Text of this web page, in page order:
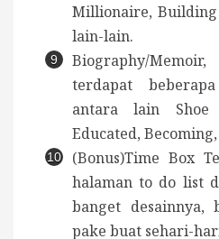
Millionaire,
lain-lain.
Biography/
terdapat
antara lain Shoe
Educated,
(Bonus)Time Box
halaman to do list
banget
pake buat sehari-